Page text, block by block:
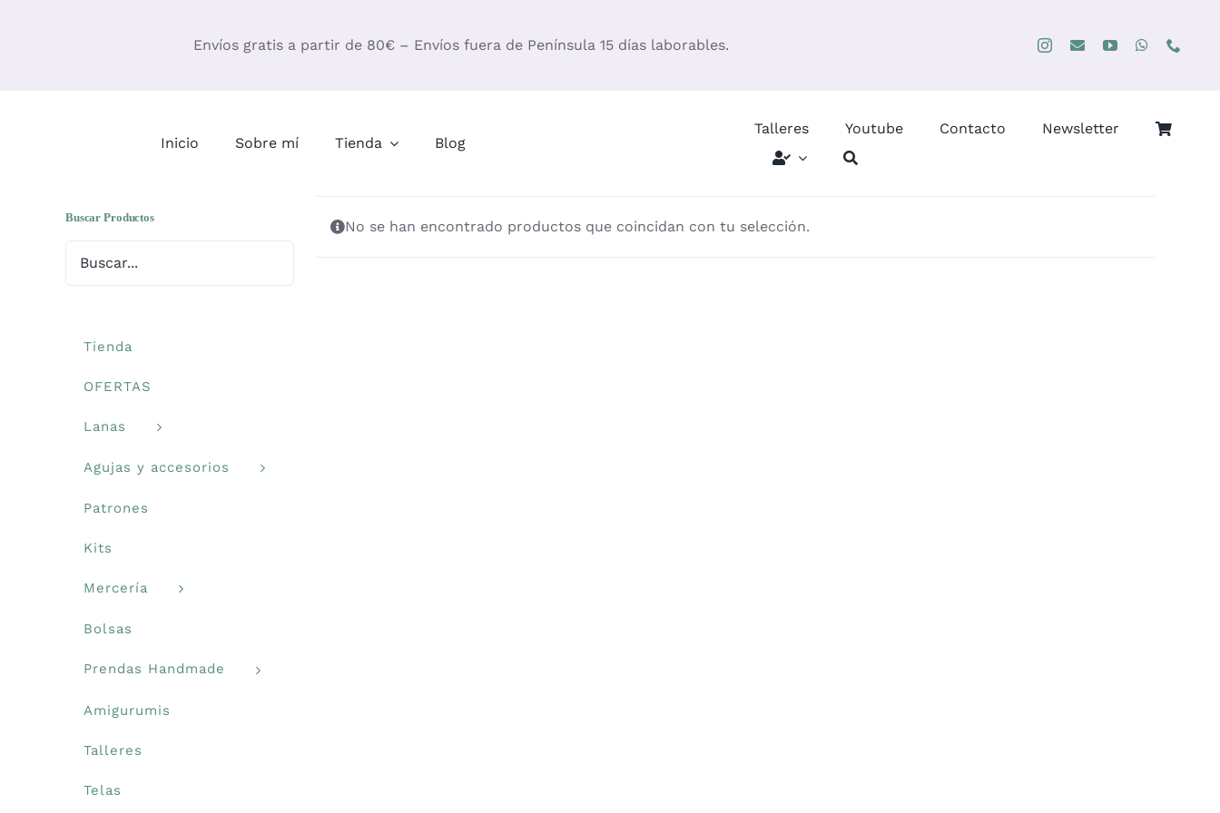
Envíos gratis a partir de 80€ – Envíos fuera de Península 15 días laborables.
Inicio Sobre mí Tienda Blog
Talleres Youtube Contacto Newsletter
No se han encontrado productos que coincidan con tu selección.
Buscar Productos
Tienda
OFERTAS
Lanas
Agujas y accesorios
Patrones
Kits
Mercería
Bolsas
Prendas Handmade
Amigurumis
Talleres
Telas